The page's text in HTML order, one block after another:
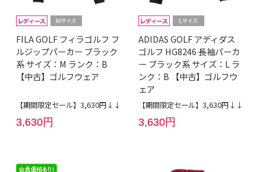
FILA GOLF フィラゴルフ フ
ルジップパーカー ブラック
系 サイズ：M ランク：B
【中古】ゴルフウェア
【期間限定セール】3,630円↓↓
3,630円
ADIDAS GOLF アディダス
ゴルフ HG8246 長袖パーカ
ー ブラック系 サイズ：L ラ
ンク：B 【中古】ゴルフウ
ェア
【期間限定セール】3,630円↓↓
3,630円